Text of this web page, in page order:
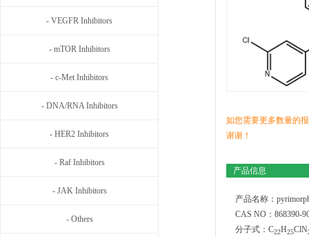
- VEGFR Inhibitors
- mTOR Inhibitors
- c-Met Inhibitors
- DNA/RNA Inhibitors
- HER2 Inhibitors
- Raf Inhibitors
- JAK Inhibitors
- Others
如您需要更多数量的
谢谢！
产品信息
产品名称：
CAS NO：868390-
分子式：C22H25ClN